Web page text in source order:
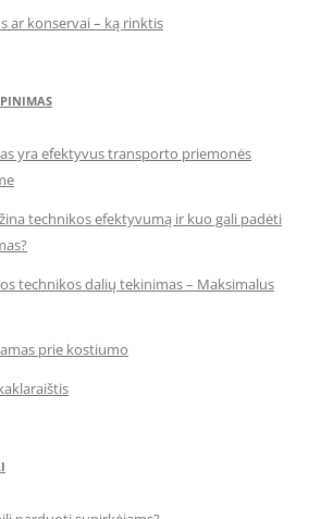
ar konservai – ką rinktis
yra efektyvus transporto priemonės
technikos efektyvumą ir kuo gali padėti
technikos dalių tekinimas – Maksimalus
prie kostiumo